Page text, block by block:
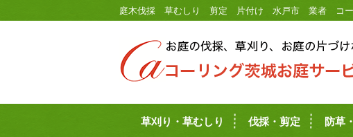
庭木伐採 草むしり 剪定 片付け 水戸市 業者 コー
草刈り・草むしり 伐採・剪定 防草